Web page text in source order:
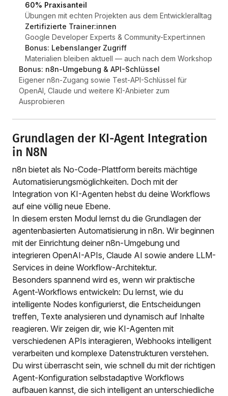
60% Praxisanteil
Übungen mit echten Projekten aus dem Entwickleralltag
Zertifizierte Trainer:innen
Google Developer Experts & Community-Expert:innen
Bonus: Lebenslanger Zugriff
Materialien bleiben aktuell — auch nach dem Workshop
Bonus: n8n-Umgebung & API-Schlüssel
Eigener n8n-Zugang sowie Test-API-Schlüssel für
OpenAI, Claude und weitere KI-Anbieter zum
Ausprobieren
Grundlagen der KI-Agent Integration
in N8N
n8n bietet als No-Code-Plattform bereits mächtige
Automatisierungsmöglichkeiten. Doch mit der
Integration von KI-Agenten hebst du deine Workflows
auf eine völlig neue Ebene.
In diesem ersten Modul lernst du die Grundlagen der
agentenbasierten Automatisierung in n8n. Wir beginnen
mit der Einrichtung deiner n8n-Umgebung und
integrieren OpenAI-APIs, Claude AI sowie andere LLM-
Services in deine Workflow-Architektur.
Besonders spannend wird es, wenn wir praktische
Agent-Workflows entwickeln: Du lernst, wie du
intelligente Nodes konfigurierst, die Entscheidungen
treffen, Texte analysieren und dynamisch auf Inhalte
reagieren. Wir zeigen dir, wie KI-Agenten mit
verschiedenen APIs interagieren, Webhooks intelligent
verarbeiten und komplexe Datenstrukturen verstehen.
Du wirst überrascht sein, wie schnell du mit der richtigen
Agent-Konfiguration selbstadaptive Workflows
aufbauen kannst, die sich intelligent an unterschiedliche